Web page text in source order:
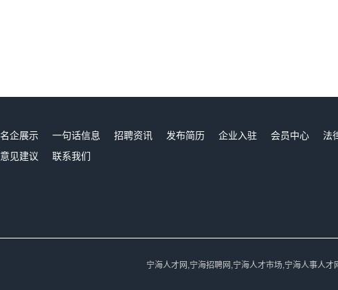
名企展示 一句话信息 招聘资讯 发布简历 企业入驻 会员中心
法
意见建议 联系我们
宁海人才网,宁海招聘网,宁海人才市场,宁海人事人才